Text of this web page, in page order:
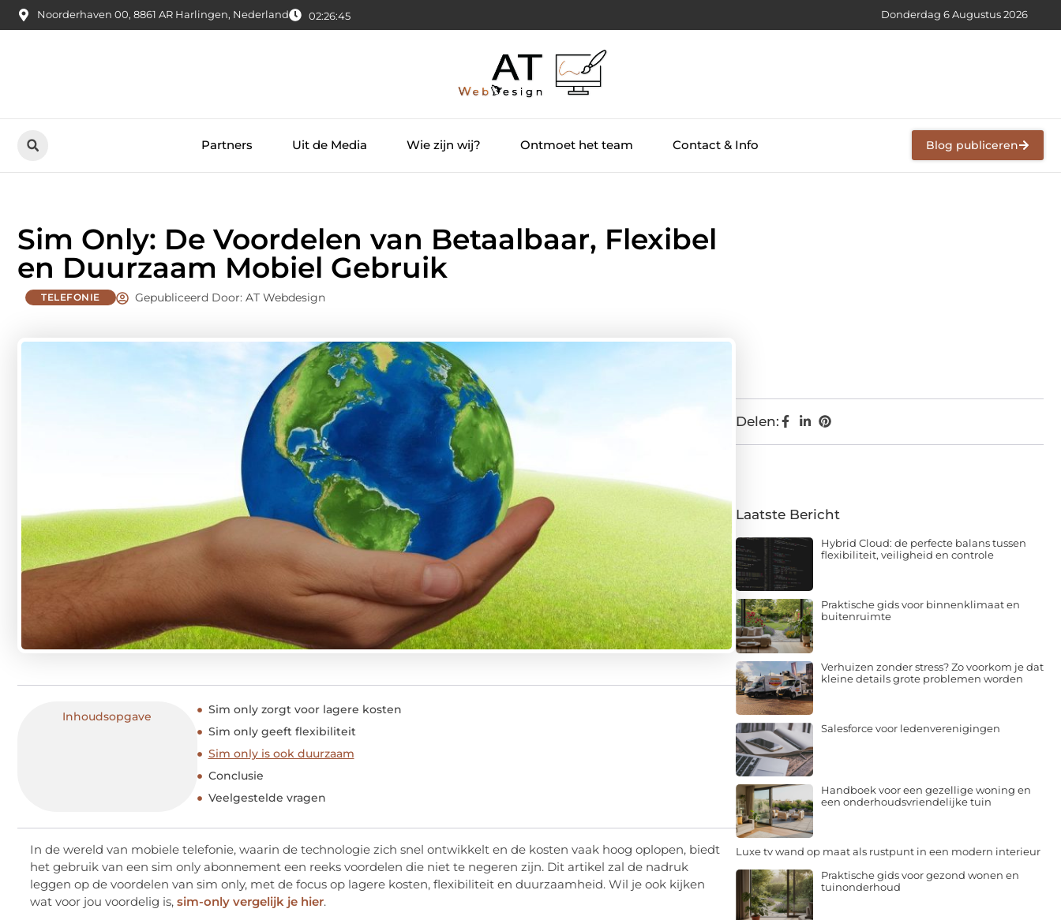
Noorderhaven 00, 8861 AR Harlingen, Nederland 02:26:46 Donderdag 6 Augustus 2026
Partners Uit de Media Wie zijn wij? Ontmoet het team Contact & Info Blog publiceren
Sim Only: De Voordelen van Betaalbaar, Flexibel
en Duurzaam Mobiel Gebruik
TELEFONIE Gepubliceerd Door: AT Webdesign
Inhoudsopgave
Sim only zorgt voor lagere kosten
Sim only geeft flexibiliteit
Sim only is ook duurzaam
Conclusie
Veelgestelde vragen
In de wereld van mobiele telefonie, waarin de technologie zich snel ontwikkelt en de kosten vaak hoog oplopen, biedt
het gebruik van een sim only abonnement een reeks voordelen die niet te negeren zijn. Dit artikel zal de nadruk
leggen op de voordelen van sim only, met de focus op lagere kosten, flexibiliteit en duurzaamheid. Wil je ook kijken
wat voor jou voordelig is, sim-only vergelijk je hier.
Delen:
Laatste Bericht
Hybrid Cloud: de perfecte balans tussen
flexibiliteit, veiligheid en controle
Praktische gids voor binnenklimaat en
buitenruimte
Verhuizen zonder stress? Zo voorkom je dat
kleine details grote problemen worden
Salesforce voor ledenverenigingen
Handboek voor een gezellige woning en
een onderhoudsvriendelijke tuin
Luxe tv wand op maat als rustpunt in een modern interieur
Praktische gids voor gezond wonen en
tuinonderhoud